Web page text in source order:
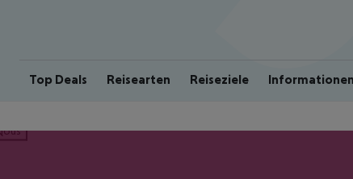
Top Deals Reisearten Reiseziele Informationen